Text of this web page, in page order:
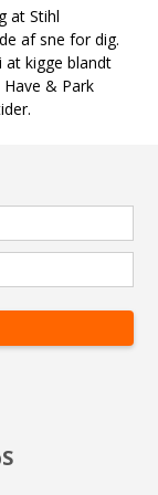
at Stihl
af sne for dig.
at kigge blandt
& Park